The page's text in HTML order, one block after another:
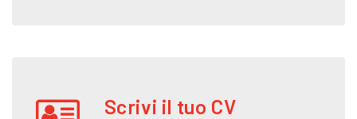
Scrivi il tuo CV